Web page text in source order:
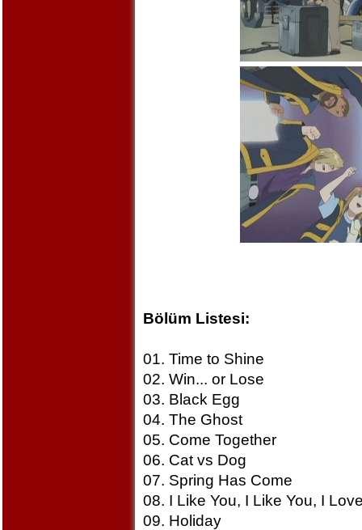
Bölüm Listesi:
01. Time to Shine
02. Win... or Lose
03. Black Egg
04. The Ghost
05. Come Together
06. Cat vs Dog
07. Spring Has Come
08. I Like You, I Like You, I
09. Holiday